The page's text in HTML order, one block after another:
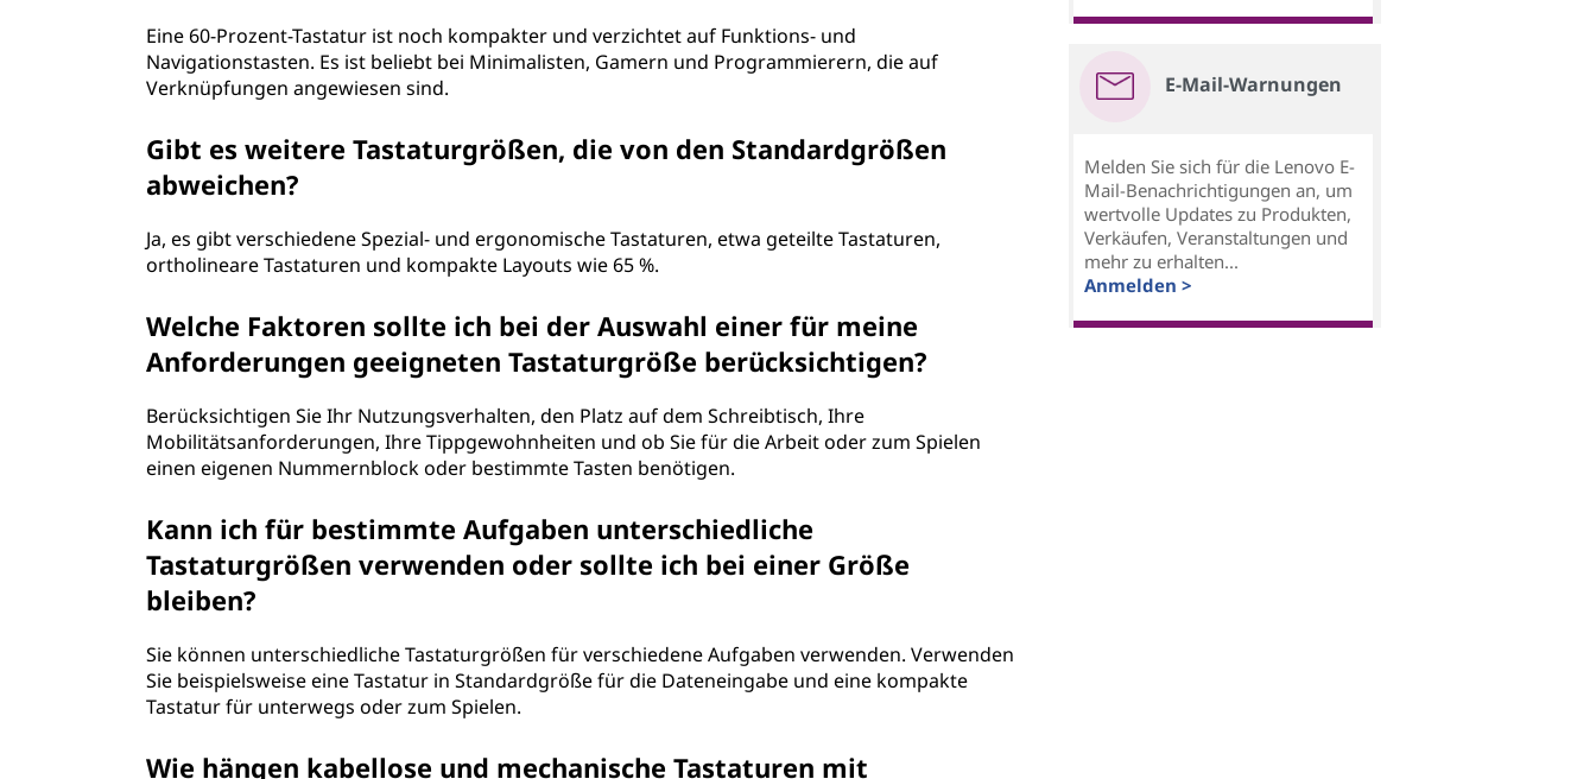
Eine 60-Prozent-Tastatur ist noch kompakter und verzichtet auf Funktions- und
Navigationstasten. Es ist beliebt bei Minimalisten, Gamern und Programmierern, die auf
Verknüpfungen angewiesen sind.
Gibt es weitere Tastaturgrößen, die von den Standardgrößen
abweichen?
Ja, es gibt verschiedene Spezial- und ergonomische Tastaturen, etwa geteilte Tastaturen,
ortholineare Tastaturen und kompakte Layouts wie 65 %.
Welche Faktoren sollte ich bei der Auswahl einer für meine
Anforderungen geeigneten Tastaturgröße berücksichtigen?
Berücksichtigen Sie Ihr Nutzungsverhalten, den Platz auf dem Schreibtisch, Ihre
Mobilitätsanforderungen, Ihre Tippgewohnheiten und ob Sie für die Arbeit oder zum Spielen
einen eigenen Nummernblock oder bestimmte Tasten benötigen.
Kann ich für bestimmte Aufgaben unterschiedliche
Tastaturgrößen verwenden oder sollte ich bei einer Größe
bleiben?
Sie können unterschiedliche Tastaturgrößen für verschiedene Aufgaben verwenden. Verwenden
Sie beispielsweise eine Tastatur in Standardgröße für die Dateneingabe und eine kompakte
Tastatur für unterwegs oder zum Spielen.
Wie hängen kabellose und mechanische Tastaturen mit
E-Mail-Warnungen
Melden Sie sich für die Lenovo E-
Mail-Benachrichtigungen an, um
wertvolle Updates zu Produkten,
Verkäufen, Veranstaltungen und
mehr zu erhalten...
Anmelden >